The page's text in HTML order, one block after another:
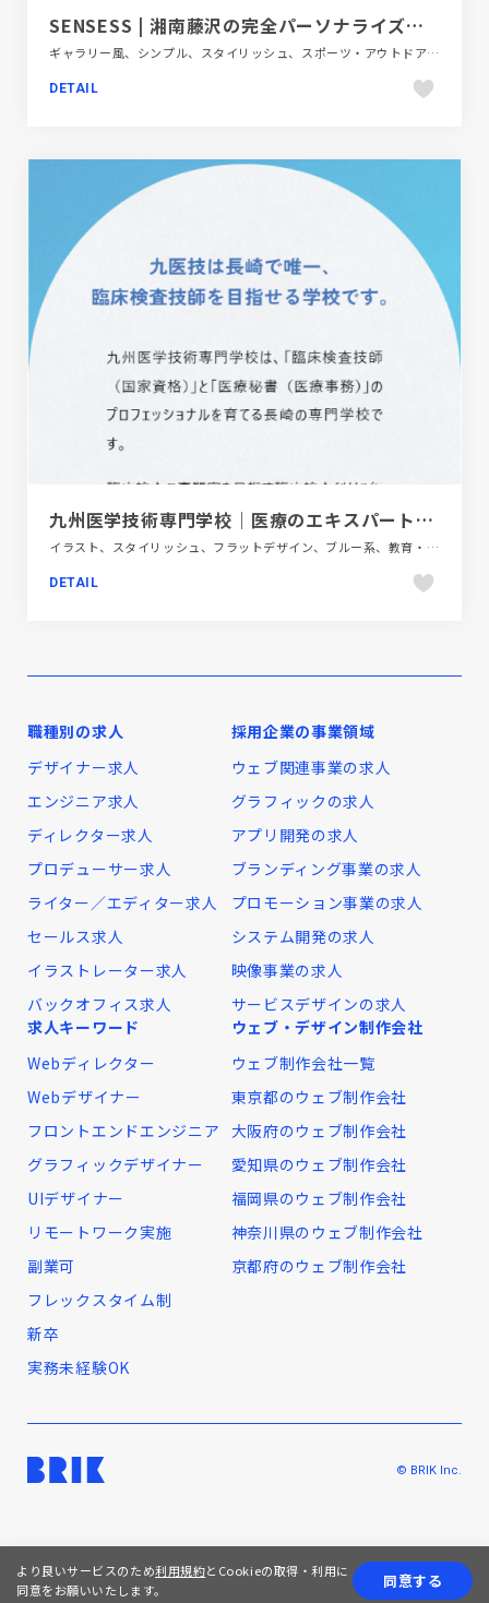
SENSESS | 湘南藤沢の完全パーソナライズコンディショニングスタジオ
ギャラリー風、シンプル、スタイリッシュ、スポーツ・アウトドア、ブルー系、医療・ヘルスケア、施設・店舗サイト
DETAIL
九州医学技術専門学校｜医療のエキスパート「臨床検査技師」と「医療秘書（医療事務）」を育成！
イラスト、スタイリッシュ、フラットデザイン、ブルー系、教育・学校、施設・店舗サイト
DETAIL
職種別の求人
デザイナー求人
エンジニア求人
ディレクター求人
プロデューサー求人
ライター／エディター求人
セールス求人
イラストレーター求人
バックオフィス求人
採用企業の事業領域
ウェブ関連事業の求人
グラフィックの求人
アプリ開発の求人
ブランディング事業の求人
プロモーション事業の求人
システム開発の求人
映像事業の求人
サービスデザインの求人
求人キーワード
Webディレクター
Webデザイナー
フロントエンドエンジニア
グラフィックデザイナー
UIデザイナー
リモートワーク実施
副業可
フレックスタイム制
新卒
実務未経験OK
ウェブ・デザイン制作会社
ウェブ制作会社一覧
東京都のウェブ制作会社
大阪府のウェブ制作会社
愛知県のウェブ制作会社
福岡県のウェブ制作会社
神奈川県のウェブ制作会社
京都府のウェブ制作会社
© BRIK Inc.
より良いサービスのため利用規約とCookieの取得・利用に
同意をお願いいたします。
同意する